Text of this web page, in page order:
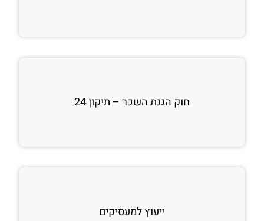
חוק הגנת השכר – תיקון 24
ייעוץ למעסיקים